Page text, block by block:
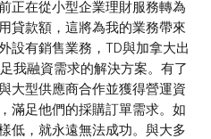
正在從小型企業理財服務轉為
貸款額，這將為我的業務帶來
設有銷售業務，TD與加拿大出
我融資需求的解決方案。有了
大型供應商合作並獲得營運資
滿足他們的採購訂單需求。如
低，就永遠無法成功。與大多